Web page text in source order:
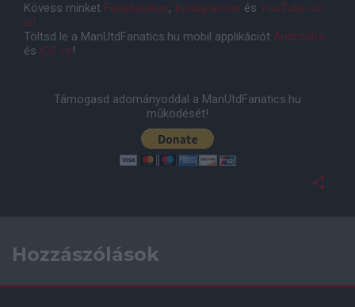
Kövess minket Facebookon, Instagramon és YouTube-on
is!
Töltsd le a ManUtdFanatics.hu mobil applikációt Androidra
és iOS-re!
Támogasd adományoddal a ManUtdFanatics.hu
működését!
Hozzászólások